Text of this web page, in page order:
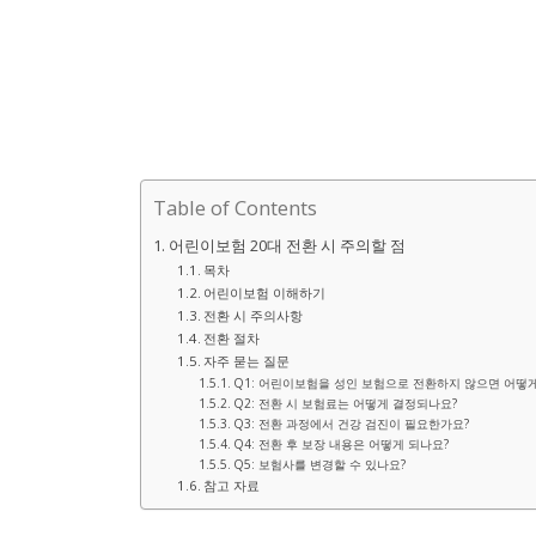
Table of Contents
어린이보험 20대 전환 시 주의할 점
목차
어린이보험 이해하기
전환 시 주의사항
전환 절차
자주 묻는 질문
Q1: 어린이보험을 성인 보험으로 전환하지 않으면 어떻
Q2: 전환 시 보험료는 어떻게 결정되나요?
Q3: 전환 과정에서 건강 검진이 필요한가요?
Q4: 전환 후 보장 내용은 어떻게 되나요?
Q5: 보험사를 변경할 수 있나요?
참고 자료